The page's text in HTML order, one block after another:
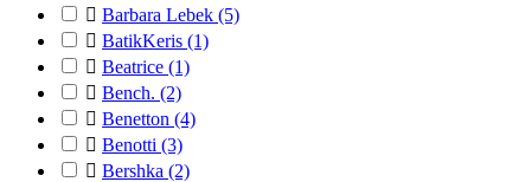
 Barbara Lebek (5)
 BatikKeris (1)
 Beatrice (1)
 Bench. (2)
 Benetton (4)
 Benotti (3)
 Bershka (2)